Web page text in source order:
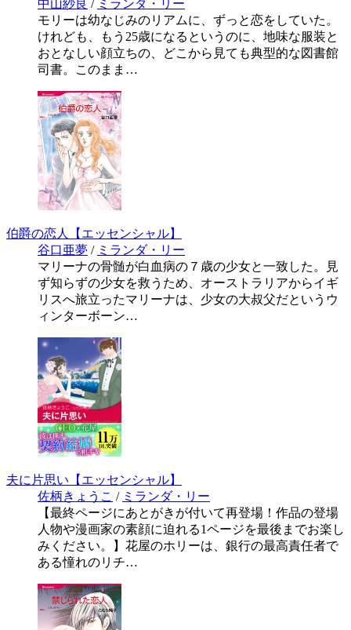
中山紗良 / ミランダ・リー
モリーは幼なじみのリアムに、ずっと恋をしていた。
けれども、もう25歳になるというのに、地味な服装と
おとなしい顔立ちの、どこから見ても典型的な図書館
司書。このまま…
伯爵の恋人【エッセンシャル】
谷口亜夢 / ミランダ・リー
マリーナの骨髄が白血病の７歳の少女と一致した。見
ず知らずの少女を救うため、オーストラリアからイギ
リスへ旅立ったマリーナは、少女の大叔父だというウ
ィンターボーン…
夫に片思い【エッセンシャル】
佐柄きょうこ / ミランダ・リー
【最終ページにあとがきが付いて再登場！作品の登場
人物や漫画家の素顔に迫れる1ページを最後までお楽し
みください。】花屋のホリーは、銀行の最高責任者で
ある憧れのリチ…